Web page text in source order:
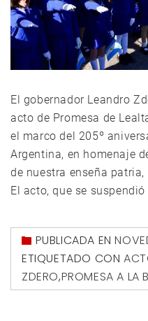
El gobernador Leandro
acto de Promesa de
el marco del 205º
Argentina, en homenaje
de nuestra enseña
El acto, que se
PUBLICADA EN
ETIQUETADO CON
ZDERO,PROMESA A LA